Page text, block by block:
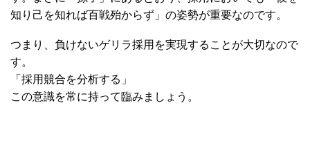
知り己を知れば百戦殆からず」の姿勢が重要なのです。
つまり、負けないゲリラ採用を実現することが大切なので
す。
「採用競合を分析する」
この意識を常に持って臨みましょう。